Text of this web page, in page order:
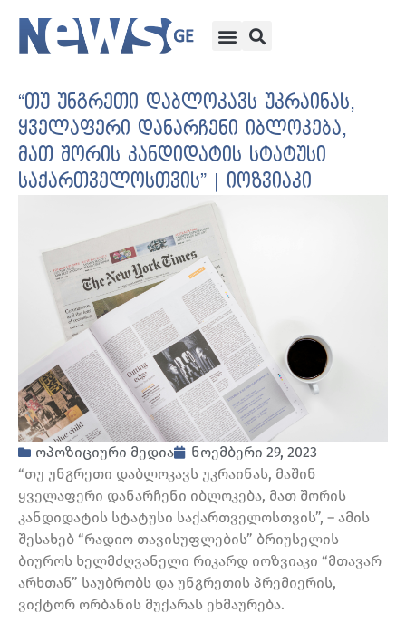
“თუ უნგრეთი დაბლოკავს უკრაინას,
ყველაფერი დანარჩენი იბლოკება,
მათ შორის კანდიდატის სტატუსი
საქართველოსთვის” | იოზვიაკი
ოპოზიციური მედია
ნოემბერი 29, 2023
“თუ უნგრეთი დაბლოკავს უკრაინას, მაშინ
ყველაფერი დანარჩენი იბლოკება, მათ შორის
კანდიდატის სტატუსი საქართველოსთვის”, – ამის
შესახებ “რადიო თავისუფლების” ბრიუსელის
ბიუროს ხელმძღვანელი რიკარდ იოზვიაკი “მთავარ
არხთან” საუბრობს და უნგრეთის პრემიერის,
ვიქტორ ორბანის მუქარას ეხმაურება.